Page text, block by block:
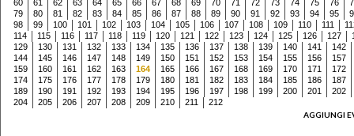
60 61 62 63 64 65 66 67 68 69 70 71 72 73 74 75 76
79
80 81 82 83 84 85 86 87 88 89 90 91 92 93 94 95
98
99 100 101 102 103 104 105 106 107 108 109 110 111
114
115 116 117 118 119 120 121 122 123 124 125 126 127
129
130 131 132 133 134 135 136 137 138 139 140 141
142
144
145 146 147 148 149 150 151 152 153 154 155 156
157
159
160 161 162 163 164 165 166 167 168 169 170 171
172
174
175 176 177 178 179 180 181 182 183 184 185 186
187
189
190 191 192 193 194 195 196 197 198 199 200 201
202
204
205 206 207 208 209 210 211
212
AGGIUNGI